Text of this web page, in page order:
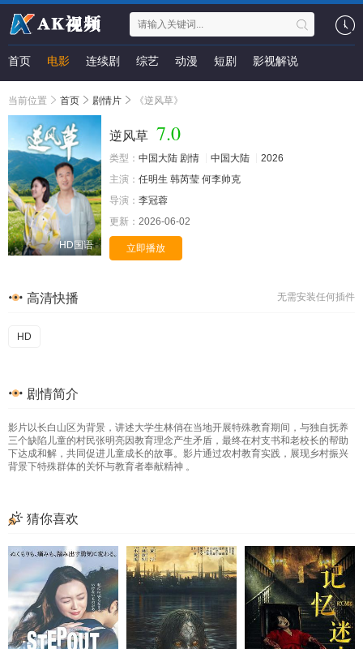
首页 电影 连续剧 综艺 动漫 短剧 影视解说
当前位置 首页 剧情片 《逆风草》
HD国语
逆风草 7.0
类型： 中国大陆 剧情 中国大陆
2026
主演： 任明生 韩芮莹 何李帅克
导演： 李冠蓉
更新： 2026-06-02
立即播放
无需安装任何插件
高清快播
HD
剧情简介
影片以长白山区为背景，讲述大学生林俏在当地开展特殊教育期间，与独自抚养
三个缺陷儿童的村民张明亮因教育理念产生矛盾，最终在村支书和老校长的帮助
下达成和解，共同促进儿童成长的故事。影片通过农村教育实践，展现乡村振兴
背景下特殊群体的关怀与教育者奉献精神 。
猜你喜欢